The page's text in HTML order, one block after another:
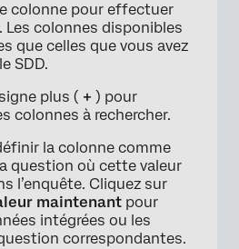
colonne pour effectuer
Les colonnes disponibles
que celles que vous avez
SDD.
plus ( + ) pour
colonnes à rechercher.
la colonne comme
question où cette valeur
l’enquête. Cliquez sur
maintenant pour
intégrées ou les
correspondantes.